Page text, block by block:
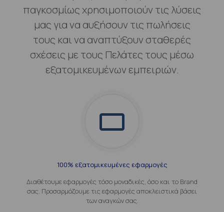
παγκοσμίως χρησιμοποιούν τις λύσεις
μας για να αυξήσουν τις πωλήσεις
τους και να αναπτύξουν σταθερές
σχέσεις με τους Πελάτες τους μέσω
εξατομικευμένων εμπειριών.
100% εξατομικευμένες εφαρμογές
Διαθέτουμε εφαρμογές τόσο μοναδικές, όσο και το Brand
σας. Προσαρμόζουμε τις εφαρμογές αποκλειστικά βάσει
των αναγκών σας.